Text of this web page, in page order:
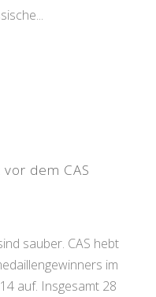
dem CAS
sauber. CAS hebt
im
auf. Insgesamt 28